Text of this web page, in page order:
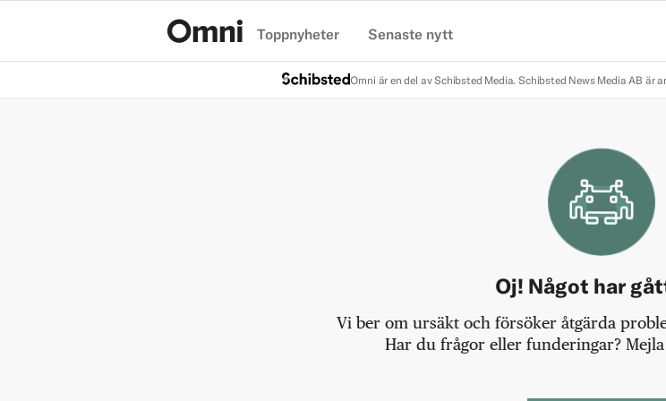
Toppnyheter Senaste nytt
Omni är en del av Schibsted Media. Schibsted News Media AB är
Oj! Något har
Vi ber om ursäkt och försöker åtgärda
Har du frågor eller funderingar?